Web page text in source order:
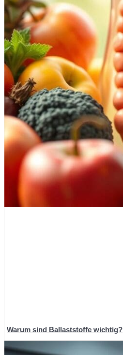
Warum sind Ballaststoffe wichtig?